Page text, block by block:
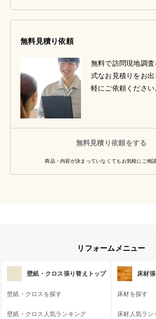
無料見積り依頼
無料で訪問現地調
式なお見積りをお
軽にご依頼ください
無料見積り依頼をする
商品・内容が決まっていなくてもお気軽にご相
リフォームメニュー
壁紙・クロス張り替えトップ
壁紙・クロスを探す
壁紙・クロス人気ランキング
床材
床材を探す
床材人気ラン